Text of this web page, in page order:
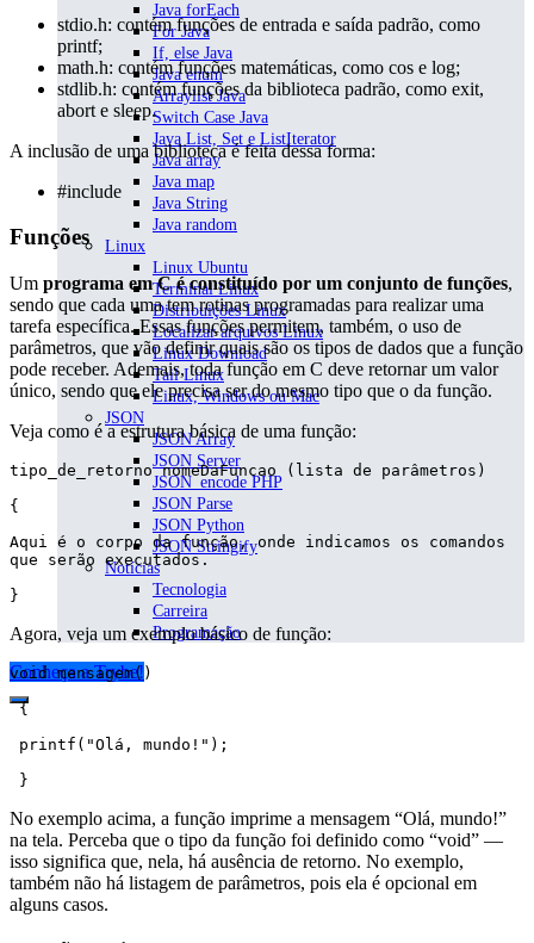
Java forEach
For Java
If, else Java
Java enum
Arraylist Java
Switch Case Java
Java List, Set e ListIterator
Java array
Java map
Java String
Java random
Linux
Linux Ubuntu
Terminal Linux
Distribuições Linux
Localizar arquivos Linux
Linux Download
Tail Linux
Linux, Windows ou Mac
JSON
JSON Array
JSON Server
JSON_encode PHP
JSON Parse
JSON Python
JSON Stringify
Notícias
Tecnologia
Carreira
Programação
Conheça a Trybe!
stdio.h: contém funções de entrada e saída padrão, como
printf;
math.h: contém funções matemáticas, como cos e log;
stdlib.h: contém funções da biblioteca padrão, como exit,
abort e sleep.
A inclusão de uma biblioteca é feita dessa forma:
#include
Funções
Um programa em C é constituído por um conjunto de funções,
sendo que cada uma tem rotinas programadas para realizar uma
tarefa específica. Essas funções permitem, também, o uso de
parâmetros, que vão definir quais são os tipos de dados que a função
pode receber. Ademais, toda função em C deve retornar um valor
único, sendo que ele precisa ser do mesmo tipo que o da função.
Veja como é a estrutura básica de uma função:
tipo_de_retorno nomeDaFuncao (lista de parâmetros)
{
Aqui é o corpo da função, onde indicamos os comandos
que serão executados.
}
Agora, veja um exemplo básico de função:
void mensagem()
{
}
No exemplo acima, a função imprime a mensagem “Olá, mundo!”
na tela. Perceba que o tipo da função foi definido como “void” —
isso significa que, nela, há ausência de retorno. No exemplo,
também não há listagem de parâmetros, pois ela é opcional em
alguns casos.